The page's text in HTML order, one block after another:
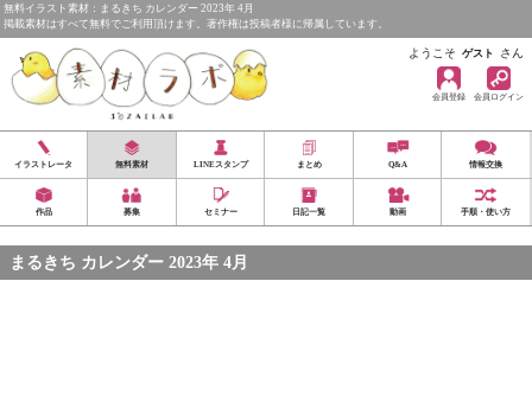
無料イラスト素材：まるきち カレンダー 2023年 4月
掲載素材はすべて無料でご利用頂けます。著作権は投稿者様に帰属しています。
ようこそ ゲスト さん
会員登録 会員ログイン
イラストレータ 無料素材 LINEスタンプ まとめ Q&A 情報交換
作品 募集 セミナー 日記一覧 動画 手順・使い方
まるきち カレンダー 2023年 4月